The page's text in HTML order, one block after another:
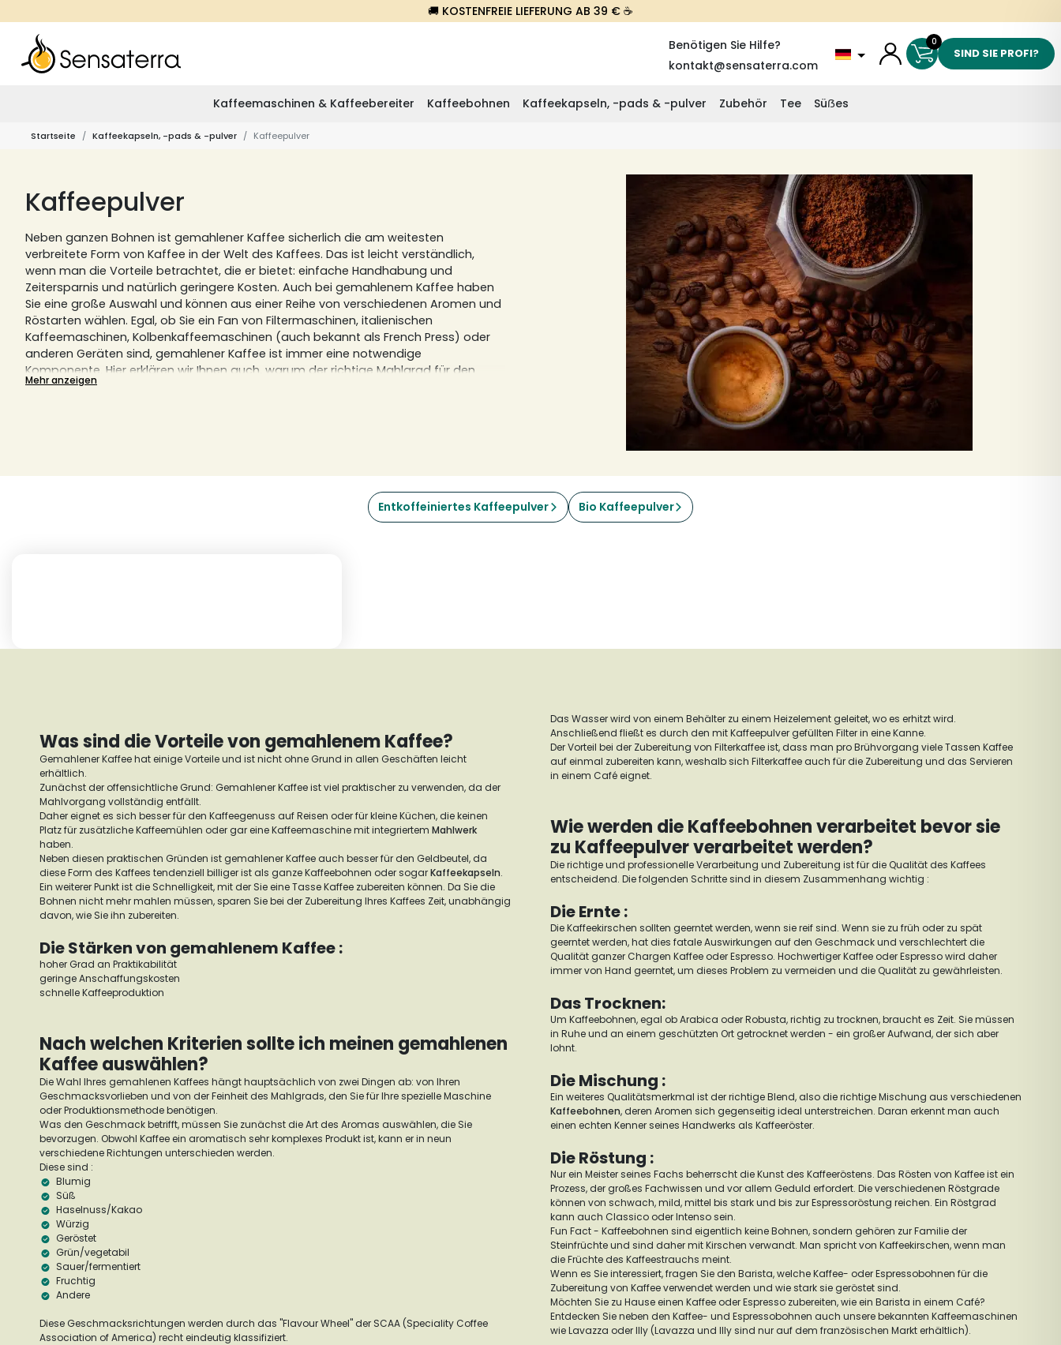
🚚 KOSTENFREIE LIEFERUNG AB 39 € ☕
Benötigen Sie Hilfe?
kontakt@sensaterra.com
0
SIND SIE PROFI?
Kaffeemaschinen & Kaffeebereiter Kaffeebohnen Kaffeekapseln, -pads & -pulver Zubehör Tee Süẞes
Startseite Kaffeekapseln, -pads & -pulver Kaffeepulver
Kaffeepulver
Neben ganzen Bohnen ist gemahlener Kaffee sicherlich die am weitesten
verbreitete Form von Kaffee in der Welt des Kaffees. Das ist leicht verständlich,
wenn man die Vorteile betrachtet, die er bietet: einfache Handhabung und
Zeitersparnis und natürlich geringere Kosten. Auch bei gemahlenem Kaffee haben
Sie eine große Auswahl und können aus einer Reihe von verschiedenen Aromen und
Röstarten wählen. Egal, ob Sie ein Fan von Filtermaschinen, italienischen
Kaffeemaschinen, Kolbenkaffeemaschinen (auch bekannt als French Press) oder
anderen Geräten sind, gemahlener Kaffee ist immer eine notwendige
Komponente. Hier erklären wir Ihnen auch, warum der richtige Mahlgrad für den
perfekten Kaffeegenuss entscheidend ist.
Mehr anzeigen
Entkoffeiniertes Kaffeepulver Bio Kaffeepulver
Was sind die Vorteile von gemahlenem Kaffee?
Gemahlener Kaffee hat einige Vorteile und ist nicht ohne Grund in allen Geschäften leicht
erhältlich.
Zunächst der offensichtliche Grund: Gemahlener Kaffee ist viel praktischer zu verwenden, da der
Mahlvorgang vollständig entfällt.
Daher eignet es sich besser für den Kaffeegenuss auf Reisen oder für kleine Küchen, die keinen
Platz für zusätzliche Kaffeemühlen oder gar eine Kaffeemaschine mit integriertem Mahlwerk
haben.
Neben diesen praktischen Gründen ist gemahlener Kaffee auch besser für den Geldbeutel, da
diese Form des Kaffees tendenziell billiger ist als ganze Kaffeebohnen oder sogarKaffeekapseln.
Ein weiterer Punkt ist die Schnelligkeit, mit der Sie eine Tasse Kaffee zubereiten können. Da Sie die
Bohnen nicht mehr mahlen müssen, sparen Sie bei der Zubereitung Ihres Kaffees Zeit, unabhängig
davon, wie Sie ihn zubereiten.
Die Stärken von gemahlenem Kaffee :
hoher Grad an Praktikabilität
geringe Anschaffungskosten
schnelle Kaffeeproduktion
Nach welchen Kriterien sollte ich meinen gemahlenen
Kaffee auswählen?
Die Wahl Ihres gemahlenen Kaffees hängt hauptsächlich von zwei Dingen ab: von Ihren
Geschmacksvorlieben und von der Feinheit des Mahlgrads, den Sie für Ihre spezielle Maschine
oder Produktionsmethode benötigen.
Was den Geschmack betrifft, müssen Sie zunächst die Art des Aromas auswählen, die Sie
bevorzugen. Obwohl Kaffee ein aromatisch sehr komplexes Produkt ist, kann er in neun
verschiedene Richtungen unterschieden werden.
Diese sind :
Blumig
Süß
Haselnuss/Kakao
Würzig
Geröstet
Grün/vegetabil
Sauer/fermentiert
Fruchtig
Andere
Diese Geschmacksrichtungen werden durch das "Flavour Wheel" der SCAA (Speciality Coffee
Association of America) recht eindeutig klassifiziert.
Das Wasser wird von einem Behälter zu einem Heizelement geleitet, wo es erhitzt wird.
Anschließend fließt es durch den mit Kaffeepulver gefüllten Filter in eine Kanne.
Der Vorteil bei der Zubereitung von Filterkaffee ist, dass man pro Brühvorgang viele Tassen Kaffee
auf einmal zubereiten kann, weshalb sich Filterkaffee auch für die Zubereitung und das Servieren
in einem Café eignet.
Wie werden die Kaffeebohnen verarbeitet bevor sie
zu Kaffeepulver verarbeitet werden?
Die richtige und professionelle Verarbeitung und Zubereitung ist für die Qualität des Kaffees
entscheidend. Die folgenden Schritte sind in diesem Zusammenhang wichtig :
Die Ernte :
Die Kaffeekirschen sollten geerntet werden, wenn sie reif sind. Wenn sie zu früh oder zu spät
geerntet werden, hat dies fatale Auswirkungen auf den Geschmack und verschlechtert die
Qualität ganzer Chargen Kaffee oder Espresso. Hochwertiger Kaffee oder Espresso wird daher
immer von Hand geerntet, um dieses Problem zu vermeiden und die Qualität zu gewährleisten.
Das Trocknen:
Um Kaffeebohnen, egal ob Arabica oder Robusta, richtig zu trocknen, braucht es Zeit. Sie müssen
in Ruhe und an einem geschützten Ort getrocknet werden - ein großer Aufwand, der sich aber
lohnt.
Die Mischung :
Ein weiteres Qualitätsmerkmal ist der richtige Blend, also die richtige Mischung aus verschiedenen
Kaffeebohnen, deren Aromen sich gegenseitig ideal unterstreichen. Daran erkennt man auch
einen echten Kenner seines Handwerks als Kaffeeröster.
Die Röstung :
Nur ein Meister seines Fachs beherrscht die Kunst des Kaffeeröstens. Das Rösten von Kaffee ist ein
Prozess, der großes Fachwissen und vor allem Geduld erfordert. Die verschiedenen Röstgrade
können von schwach, mild, mittel bis stark und bis zur Espressoröstung reichen. Ein Röstgrad
kann auch Classico oder Intenso sein.
Fun Fact - Kaffeebohnen sind eigentlich keine Bohnen, sondern gehören zur Familie der
Steinfrüchte und sind daher mit Kirschen verwandt. Man spricht von Kaffeekirschen, wenn man
die Früchte des Kaffeestrauchs meint.
Wenn es Sie interessiert, fragen Sie den Barista, welche Kaffee- oder Espressobohnen für die
Zubereitung von Kaffee verwendet werden und wie stark sie geröstet sind.
Möchten Sie zu Hause einen Kaffee oder Espresso zubereiten, wie ein Barista in einem Café?
Entdecken Sie neben den Kaffee- und Espressobohnen auch unsere bekannten Kaffeemaschinen
wie Lavazza oder Illy (Lavazza und Illy sind nur auf dem französischen Markt erhältlich).